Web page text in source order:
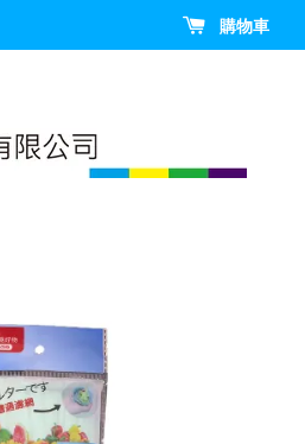
購物車